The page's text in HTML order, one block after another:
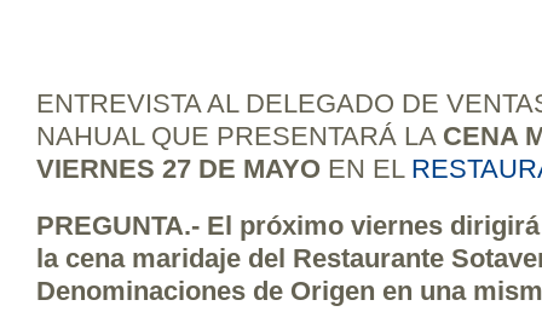
ENTREVISTA AL DELEGADO DE
NAHUAL QUE PRESENTARÁ LA CENA
VIERNES 27 DE MAYO EN EL
PREGUNTA.- El próximo viernes
la cena maridaje del Restaurante
Denominaciones de Origen en una